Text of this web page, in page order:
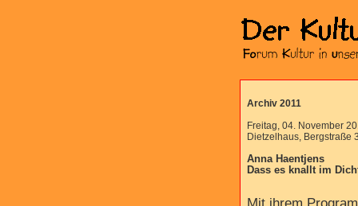
Archiv 2011
Freitag, 04. November
Dietzelhaus, Bergstraße
Anna Haentjens
Dass es knallt im